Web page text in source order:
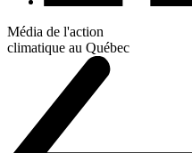
Média de l'action
climatique au Québec